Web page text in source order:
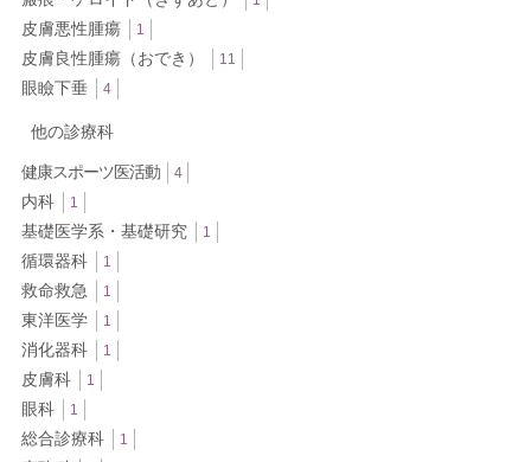
皮膚悪性腫瘍 1
皮膚良性腫瘍（おでき） 11
眼瞼下垂 4
他の診療科
健康スポーツ医活動 4
内科 1
基礎医学系・基礎研究 1
循環器科 1
救命救急 1
東洋医学 1
消化器科 1
皮膚科 1
眼科 1
総合診療科 1